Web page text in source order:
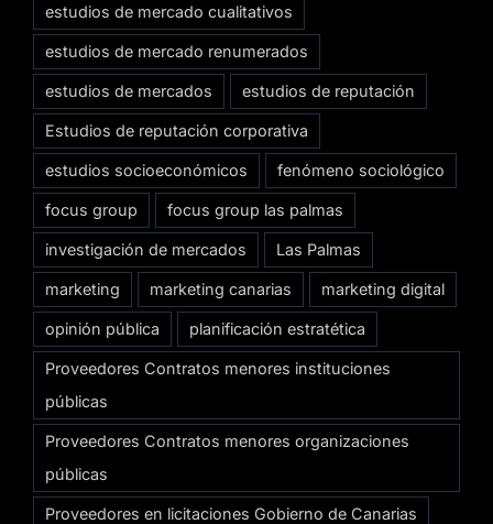
estudios de mercado cualitativos
estudios de mercado renumerados
estudios de mercados estudios de reputación
Estudios de reputación corporativa
estudios socioeconómicos fenómeno sociológico
focus group focus group las palmas
investigación de mercados Las Palmas
marketing marketing canarias marketing digital
opinión pública planificación estratética
Proveedores Contratos menores instituciones
públicas
Proveedores Contratos menores organizaciones
públicas
Proveedores en licitaciones Gobierno de Canarias